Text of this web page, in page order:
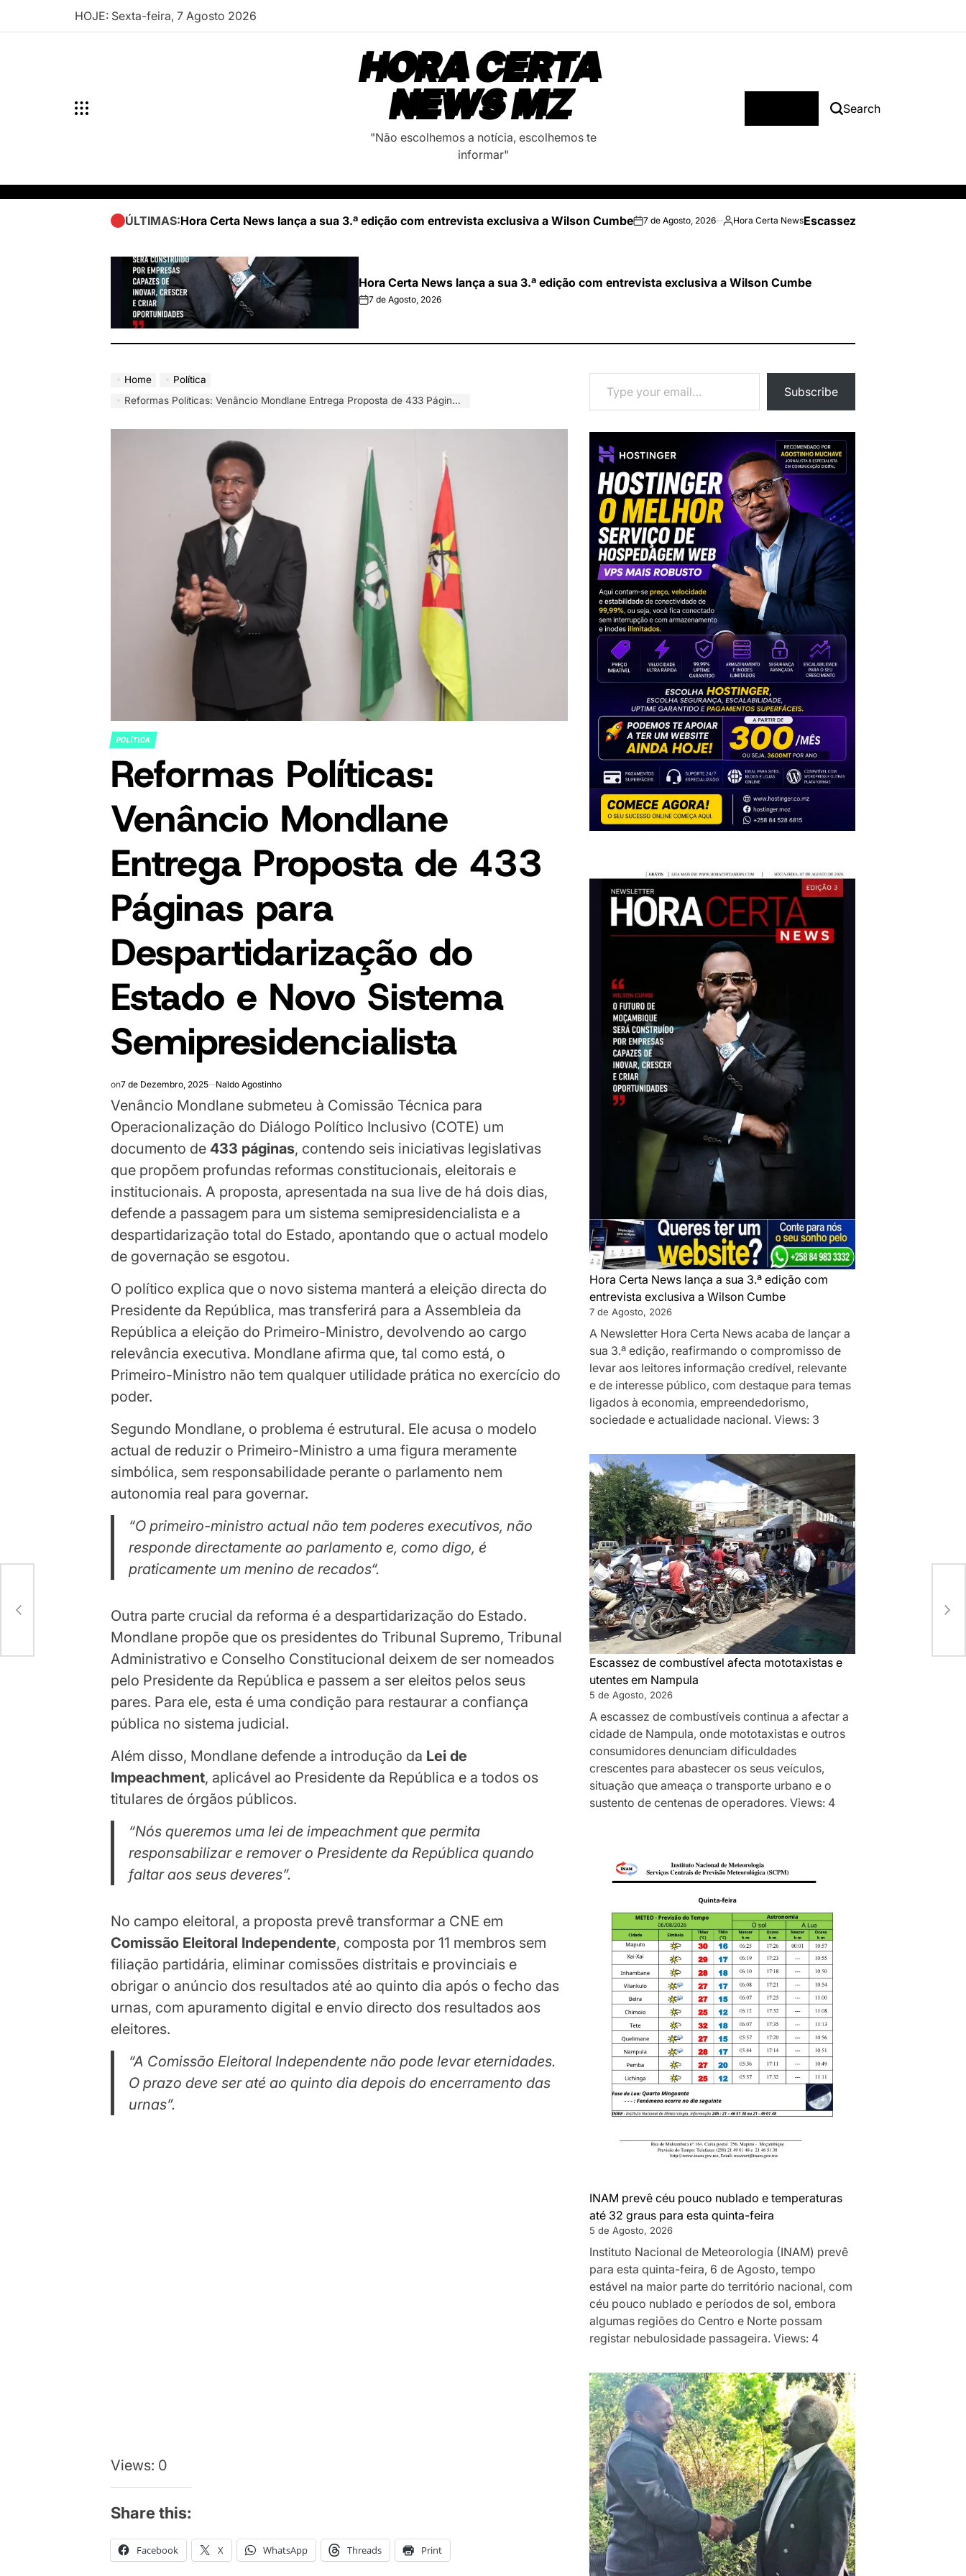
HOJE: Sexta-feira, 7 Agosto 2026
HORA CERTA
NEWS MZ
"Não escolhemos a notícia, escolhemos te
informar"
Search
ÚLTIMAS:Hora Certa News lança a sua 3.ª edição com entrevista exclusiva a Wilson Cumbeon7 de Agosto, 2026
Posted
Hora Certa NewsEscassez de combustível
Hora Certa News lança a sua 3.ª edição com entrevista exclusiva a Wilson Cumbe
on7 de Agosto, 2026
Home
Política
Reformas Políticas: Venâncio Mondlane Entrega Proposta de 433 Páginas para Despartidarização do Estado e Novo Sistema Semipresidencialista
POSTED
IN
POLÍTICA
Reformas Políticas:
Venâncio Mondlane
Entrega Proposta de 433
Páginas para
Despartidarização do
Estado e Novo Sistema
Semipresidencialista
on7 de Dezembro, 2025 Naldo Agostinho
Venâncio Mondlane submeteu à Comissão Técnica para
Operacionalização do Diálogo Político Inclusivo (COTE) um
documento de433 páginas, contendo seis iniciativas legislativas
que propõem profundas reformas constitucionais, eleitorais e
institucionais. A proposta, apresentada na sua live de há dois dias,
defende a passagem para um sistema semipresidencialista e a
despartidarização total do Estado, apontando que o actual modelo
de governação se esgotou.
O político explica que o novo sistema manterá a eleição directa do
Presidente da República, mas transferirá para a Assembleia da
República a eleição do Primeiro-Ministro, devolvendo ao cargo
relevância executiva. Mondlane afirma que, tal como está, o
Primeiro-Ministro não tem qualquer utilidade prática no exercício do
poder.
Segundo Mondlane, o problema é estrutural. Ele acusa o modelo
actual de reduzir o Primeiro-Ministro a uma figura meramente
simbólica, sem responsabilidade perante o parlamento nem
autonomia real para governar.
“O primeiro-ministro actual não tem poderes executivos, não
responde directamente ao parlamento e, como digo, é
praticamente ummenino de recados“.
Outra parte crucial da reforma é a despartidarização do Estado.
Mondlane propõe que os presidentes do Tribunal Supremo, Tribunal
Administrativo e Conselho Constitucional deixem de ser nomeados
pelo Presidente da República e passem a ser eleitos pelos seus
pares. Para ele, esta é uma condição para restaurar a confiança
pública no sistema judicial.
Além disso, Mondlane defende a introdução da Lei de
Impeachment, aplicável ao Presidente da República e a todos os
titulares de órgãos públicos.
“Nós queremos uma lei de impeachment que permita
responsabilizar e remover o Presidente da República quando
faltar aos seus deveres”.
No campo eleitoral, a proposta prevê transformar a CNE em
Comissão Eleitoral Independente, composta por 11 membros sem
filiação partidária, eliminar comissões distritais e provinciais e
obrigar o anúncio dos resultados até ao quinto dia após o fecho das
urnas, com apuramento digital e envio directo dos resultados aos
eleitores.
“A Comissão Eleitoral Independente não pode levar eternidades.
O prazo deve ser até ao quinto dia depois do encerramento das
urnas”.
Views: 0
Share this:
Facebook X WhatsApp Threads Print
Type your email…
Subscribe
Hora Certa News lança a sua 3.ª edição com
entrevista exclusiva a Wilson Cumbe
7 de Agosto, 2026
A Newsletter Hora Certa News acaba de lançar a
sua 3.ª edição, reafirmando o compromisso de
levar aos leitores informação credível, relevante
e de interesse público, com destaque para temas
ligados à economia, empreendedorismo,
sociedade e actualidade nacional. Views: 3
Escassez de combustível afecta mototaxistas e
utentes em Nampula
5 de Agosto, 2026
A escassez de combustíveis continua a afectar a
cidade de Nampula, onde mototaxistas e outros
consumidores denunciam dificuldades
crescentes para abastecer os seus veículos,
situação que ameaça o transporte urbano e o
sustento de centenas de operadores. Views: 4
INAM prevê céu pouco nublado e temperaturas
até 32 graus para esta quinta-feira
5 de Agosto, 2026
Instituto Nacional de Meteorologia (INAM) prevê
para esta quinta-feira, 6 de Agosto, tempo
estável na maior parte do território nacional, com
céu pouco nublado e períodos de sol, embora
algumas regiões do Centro e Norte possam
registar nebulosidade passageira. Views: 4